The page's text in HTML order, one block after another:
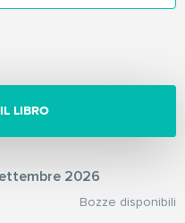
LIBRO
2026
Bozze disponibili